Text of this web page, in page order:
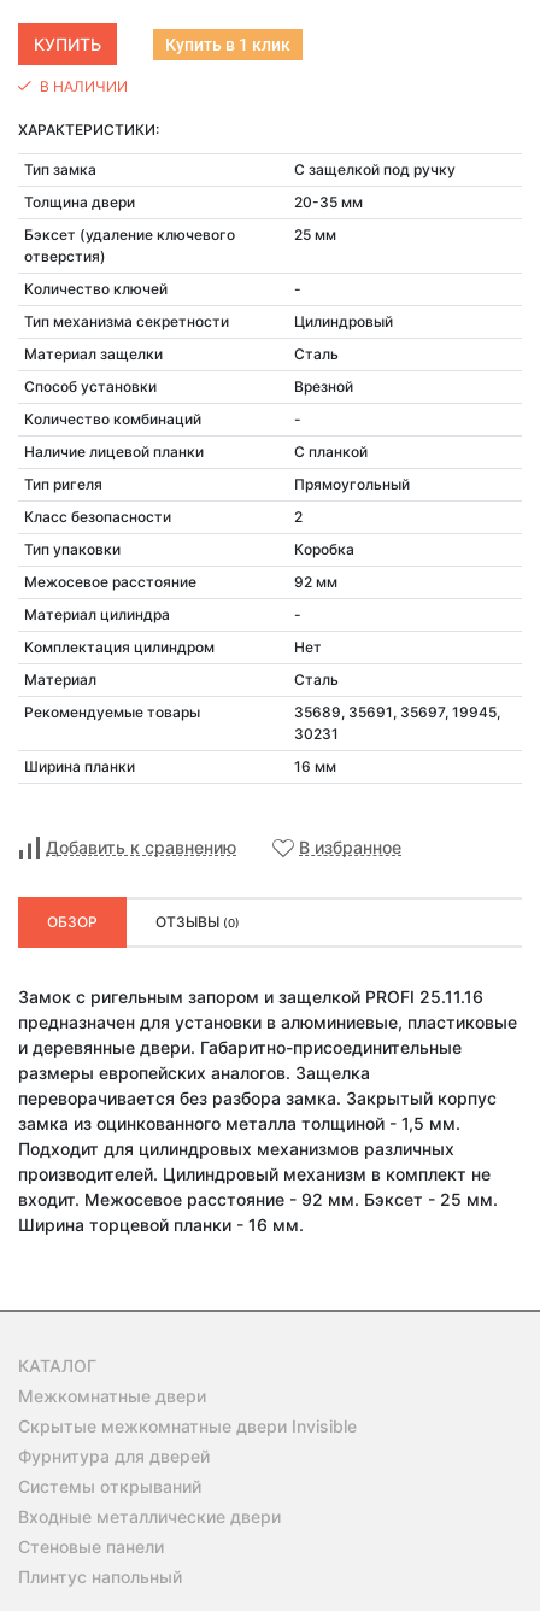
Купить в 1 клик
В НАЛИЧИИ
ХАРАКТЕРИСТИКИ:
Тип замка
С защелкой под ручку
Толщина двери
20-35 мм
Бэксет (удаление ключевого
отверстия)
25 мм
Количество ключей
-
Тип механизма секретности
Цилиндровый
Материал защелки
Сталь
Способ установки
Врезной
Количество комбинаций
-
Наличие лицевой планки
С планкой
Тип ригеля
Прямоугольный
Класс безопасности
2
Тип упаковки
Коробка
Межосевое расстояние
92 мм
Материал цилиндра
-
Комплектация цилиндром
Нет
Материал
Сталь
Рекомендуемые товары
35689, 35691, 35697, 19945,
30231
Ширина планки
16 мм
Добавить к сравнению В избранное
ОБЗОР ОТЗЫВЫ (0)
Замок с ригельным запором и защелкой PROFI 25.11.16
предназначен для установки в алюминиевые, пластиковые
и деревянные двери. Габаритно-присоединительные
размеры европейских аналогов. Защелка
переворачивается без разбора замка. Закрытый корпус
замка из оцинкованного металла толщиной - 1,5 мм.
Подходит для цилиндровых механизмов различных
производителей. Цилиндровый механизм в комплект не
входит. Межосевое расстояние - 92 мм. Бэксет - 25 мм.
Ширина торцевой планки - 16 мм.
КАТАЛОГ
Межкомнатные двери
Скрытые межкомнатные двери Invisible
Фурнитура для дверей
Системы открываний
Входные металлические двери
Стеновые панели
Плинтус напольный